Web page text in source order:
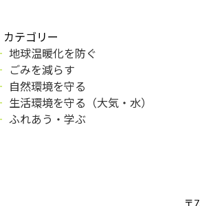
カテゴリー
地球温暖化を防ぐ
ごみを減らす
自然環境を守る
生活環境を守る（大気・水）
ふれあう・学ぶ
〒